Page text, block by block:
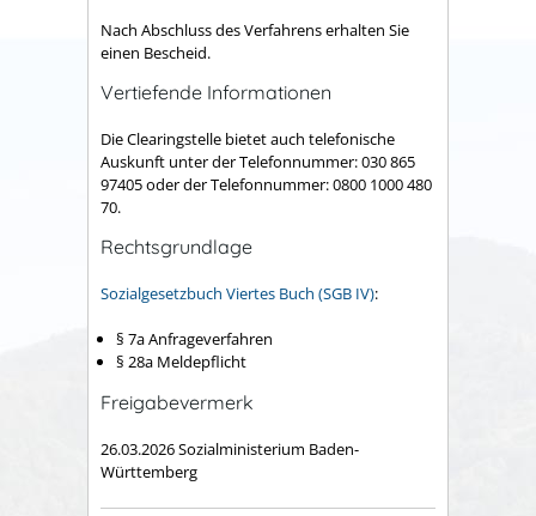
Nach Abschluss des Verfahrens erhalten Sie
einen Bescheid.
Vertiefende Informationen
Die Clearingstelle bietet auch telefonische
Auskunft unter der Telefonnummer: 030 865
97405 oder der Telefonnummer: 0800 1000 480
70.
Rechtsgrundlage
Sozialgesetzbuch Viertes Buch (SGB IV):
§ 7a Anfrageverfahren
§ 28a Meldepflicht
Freigabevermerk
26.03.2026Sozialministerium Baden-
Württemberg